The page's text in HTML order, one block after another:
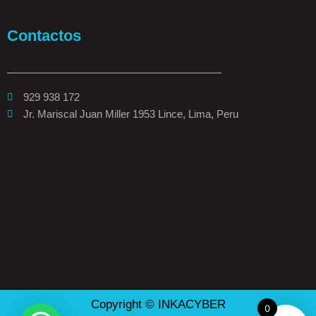
Contactos
929 938 172
Jr. Mariscal Juan Miller 1953 Lince, Lima, Peru
Copyright © INKACYBER 0